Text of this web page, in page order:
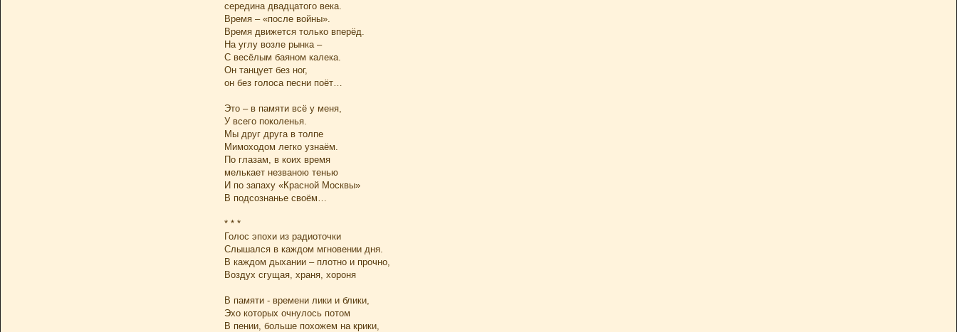
середина двадцатого века.
Время – «после войны».
Время движется только вперёд.
На углу возле рынка –
С весёлым баяном калека.
Он танцует без ног,
он без голоса песни поёт…
Это – в памяти всё у меня,
У всего поколенья.
Мы друг друга в толпе
Мимоходом легко узнаём.
По глазам, в коих время
мелькает незваною тенью
И по запаху «Красной Москвы»
В подсознанье своём…
* * *
Голос эпохи из радиоточки
Слышался в каждом мгновении дня.
В каждом дыхании – плотно и прочно,
Воздух сгущая, храня, хороня
В памяти - времени лики и блики,
Эхо которых очнулось потом
В пении, больше похожем на крики,